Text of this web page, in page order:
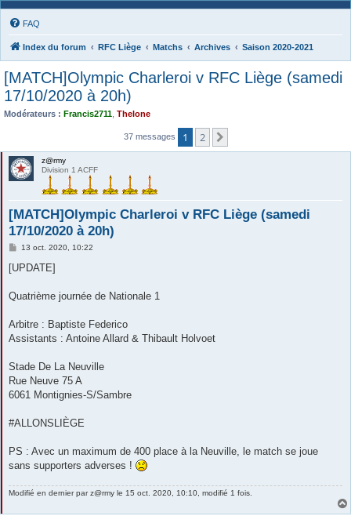
FAQ
Index du forum RFC Liège Matchs Archives Saison 2020-2021
[MATCH]Olympic Charleroi v RFC Liège (samedi
17/10/2020 à 20h)
Modérateurs : Francis2711 Thelone
37 messages 1 2
z@rmy
Division 1 ACFF
[MATCH]Olympic Charleroi v RFC Liège (samedi
17/10/2020 à 20h)
M
s
g
13 oct. 2020, 10:22
[UPDATE]
Quatrième journée de Nationale 1
Arbitre : Baptiste Federico
Assistants : Antoine Allard & Thibault Holvoet
Stade De La Neuville
Rue Neuve 75 A
6061 Montignies-S/Sambre
#ALLONSLIÈGE
PS : Avec un maximum de 400 place à la Neuville, le match se joue
sans supporters adverses !
Modifié en dernier parz@rmy le 15 oct. 2020, 10:10, modifié 1 fois.